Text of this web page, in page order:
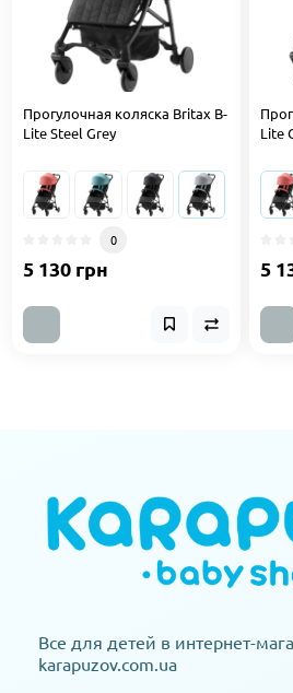
Прогулочная коляска Britax B-
Lite Steel Grey
0
5 130 грн
Lite
5
Все для детей в интернет-
karapuzov.com.ua